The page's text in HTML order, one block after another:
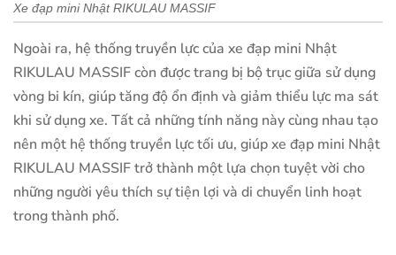
Xe đạp mini Nhật RIKULAU MASSIF
Ngoài ra, hệ thống truyền lực của xe đạp mini Nhật
RIKULAU MASSIF còn được trang bị bộ trục giữa sử dụng
vòng bi kín, giúp tăng độ ổn định và giảm thiểu lực ma sát
khi sử dụng xe. Tất cả những tính năng này cùng nhau tạo
nên một hệ thống truyền lực tối ưu, giúp xe đạp mini Nhật
RIKULAU MASSIF trở thành một lựa chọn tuyệt vời cho
những người yêu thích sự tiện lợi và di chuyển linh hoạt
trong thành phố.